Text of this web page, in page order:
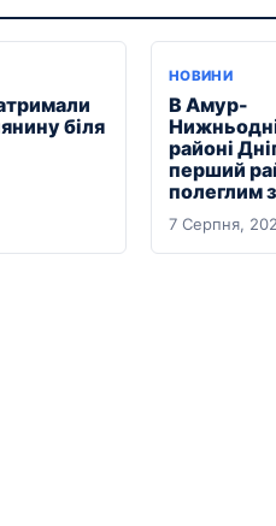
біля
НОВИНИ
В Амур-
районі
перший
полеглим
7 Серпня,